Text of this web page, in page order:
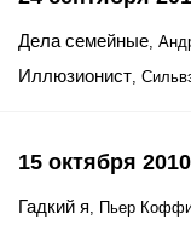
Дела семейные,
Иллюзионист,
15 октября 2010
Гадкий я, Пьер